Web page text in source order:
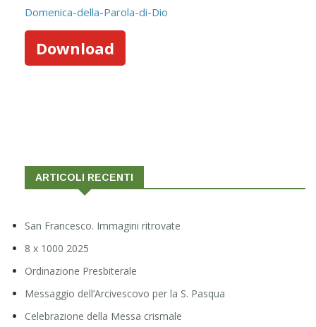
Domenica-della-Parola-di-Dio
Download
ARTICOLI RECENTI
San Francesco. Immagini ritrovate
8 x 1000 2025
Ordinazione Presbiterale
Messaggio dell’Arcivescovo per la S. Pasqua
Celebrazione della Messa crismale